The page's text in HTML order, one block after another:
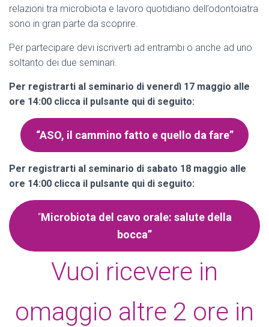
relazioni tra microbiota e lavoro quotidiano dell’odontoiatra
sono in gran parte da scoprire.
Per partecipare devi iscriverti ad entrambi o anche ad uno
soltanto dei due seminari.
Per registrarti al seminario di venerdì 17 maggio alle
ore 14:00 clicca il pulsante qui di seguito:
“ASO, il cammino fatto e quello da fare”
Per registrarti al seminario di sabato 18 maggio alle
ore 14:00 clicca il pulsante qui di seguito:
“Microbiota del cavo orale: salute della
bocca”
Vuoi ricevere in
omaggio altre 2 ore in